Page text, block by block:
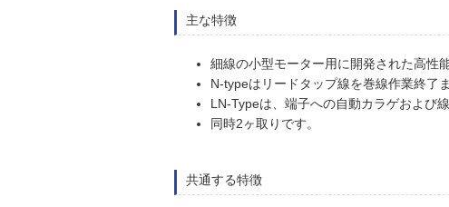
主な特徴
細線の小型モーター用に開発された高性
N-typeはリードタップ線を巻線作業終了
LN-Typeは、端子への自動カラゲおよび
同時2ヶ取りです。
共通する特徴